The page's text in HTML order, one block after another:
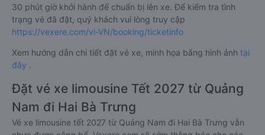
30 phút giờ khởi hành để chuẩn bị lên xe. Để kiểm tra tình
trạng vé đã đặt, quý khách vui lòng truy cập
https://vexere.com/vi-VN/booking/ticketinfo
Xem hướng dẫn chi tiết đặt vé xe, minh họa bằng hình ảnh tại
đây .
Đặt vé xe limousine Tết 2027 từ Quảng
Nam đi Hai Bà Trưng
Vé xe limousine tết 2027 từ Quảng Nam đi Hai Bà Trưng vẫn